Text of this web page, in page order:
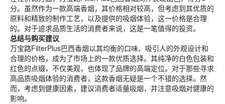
分。虽然作为一款高端香烟，其价格相对较高，但考虑到其优质的
原料和精致的制作工艺，以及提供的吸烟体验，这一价格是合理
的。对于追求品质生活的消费者来说，这是一笔值得的投资。
总结与购买建议
万宝路FilterPlus巴西香烟以其均衡的口味、吸引人的外观设计和
合理的价格，成为了市场上的一款优质选择。其纯净的白色包装和
红色的点缀，不仅美观，也体现了品牌的高端定位。对于那些寻求
高品质吸烟体验的消费者，这款香烟无疑是一个不错的选择。然
而，考虑到健康因素，建议消费者适量吸烟，并注意吸烟对健康的
影响。